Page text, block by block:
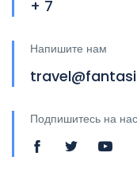
+ 7
Напишите нам
Подпишитесь на нас